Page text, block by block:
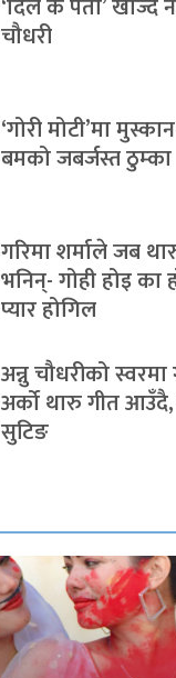
‘दिल के पता’ खोज्दै
चौधरी
‘गोरी मोटी’मा
बमको जबर्जस्त ठुम्का
गरिमा शर्माले जब
भनिन्- गोही होइ का
प्यार होगिल
अन्नु चौधरीको स्वरमा
अर्को थारु गीत
सुटिङ